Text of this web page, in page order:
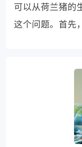
可以从荷兰猪的
这个问题。首先